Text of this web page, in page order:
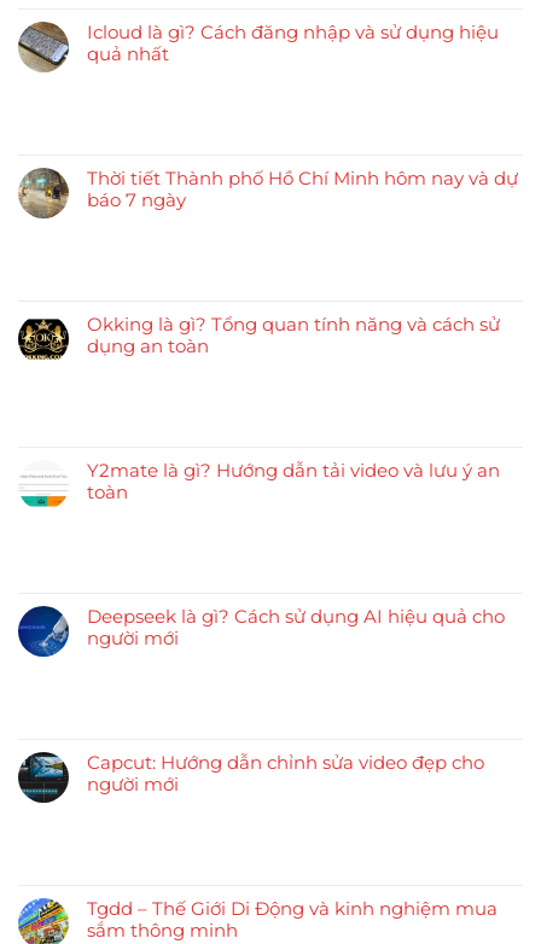
Icloud là gì? Cách đăng nhập và sử dụng hiệu
quả nhất
Thời tiết Thành phố Hồ Chí Minh hôm nay và dự
báo 7 ngày
Okking là gì? Tổng quan tính năng và cách sử
dụng an toàn
Y2mate là gì? Hướng dẫn tải video và lưu ý an
toàn
Deepseek là gì? Cách sử dụng AI hiệu quả cho
người mới
Capcut: Hướng dẫn chỉnh sửa video đẹp cho
người mới
Tgdd – Thế Giới Di Động và kinh nghiệm mua
sắm thông minh